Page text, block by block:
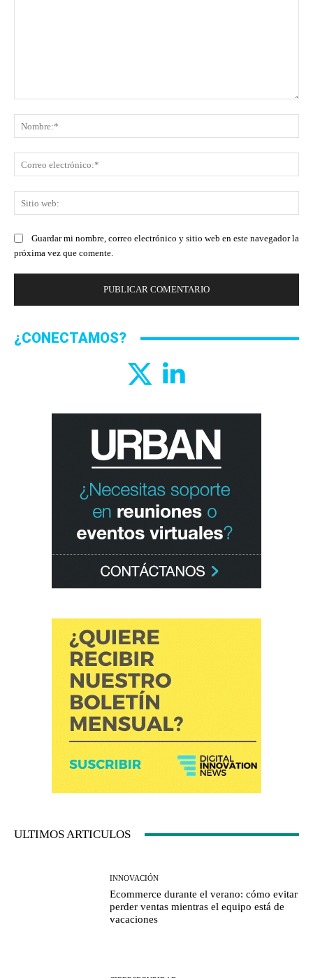
Guardar mi nombre, correo electrónico y sitio web en este navegador la
próxima vez que comente.
¿CONECTAMOS?
ULTIMOS ARTICULOS
INNOVACIÓN
Ecommerce durante el verano: cómo evitar
perder ventas mientras el equipo está de
vacaciones